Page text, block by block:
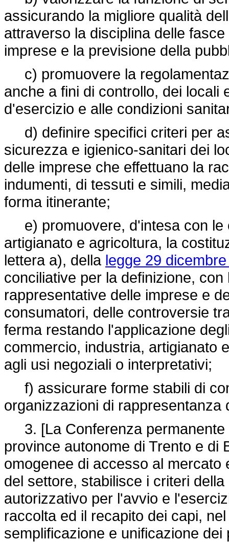
assicurando la migliore qualità
attraverso la disciplina delle
imprese e la previsione della
c) promuovere la
anche a fini di controllo, dei locali
d'esercizio e alle condizioni
d) definire specifici criteri per
sicurezza e igienico-sanitari dei
delle imprese che effettuano la
indumenti, di tessuti e simili,
forma itinerante;
e) promuovere, d'intesa con le
artigianato e agricoltura, la
lettera a), della legge 29
conciliative per la definizione,
rappresentative delle imprese e
consumatori, delle controversie
ferma restando l'applicazione
commercio, industria, artigianato
agli usi negoziali o interpretativi;
f) assicurare forme stabili di
organizzazioni di rappresentanza
3. [La Conferenza permanente
province autonome di Trento e di
omogenee di accesso al
del settore, stabilisce i criteri
autorizzativo per l'avvio e
raccolta ed il recapito dei capi,
semplificazione e unificazione